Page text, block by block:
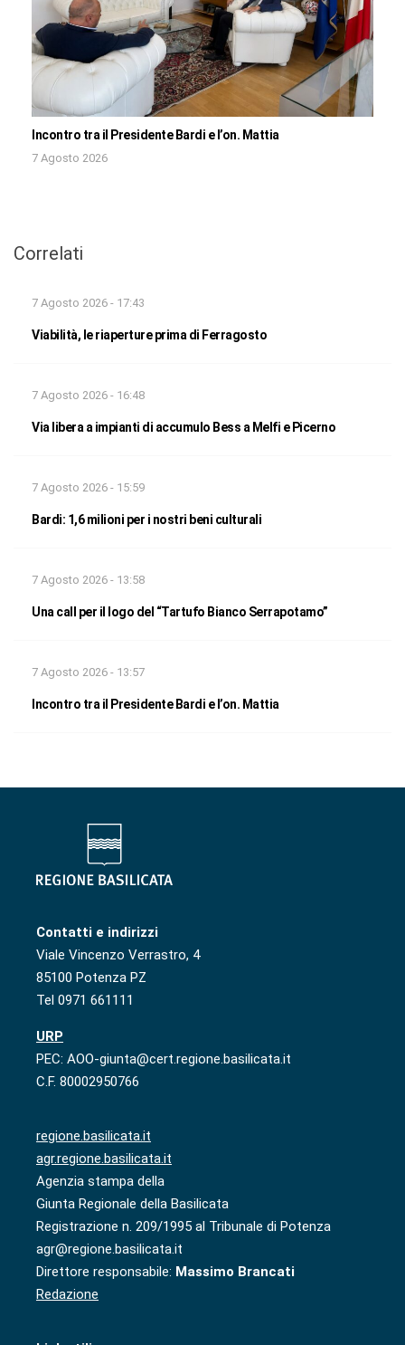
Incontro tra il Presidente Bardi e l’on. Mattia
7 Agosto 2026
Correlati
7 Agosto 2026 - 17:43
Viabilità, le riaperture prima di Ferragosto
7 Agosto 2026 - 16:48
Via libera a impianti di accumulo Bess a Melfi e Picerno
7 Agosto 2026 - 15:59
Bardi: 1,6 milioni per i nostri beni culturali
7 Agosto 2026 - 13:58
Una call per il logo del “Tartufo Bianco Serrapotamo”
7 Agosto 2026 - 13:57
Incontro tra il Presidente Bardi e l’on. Mattia
Contatti e indirizzi
Viale Vincenzo Verrastro, 4
85100 Potenza PZ
Tel 0971 661111
URP
PEC: AOO-giunta@cert.regione.basilicata.it
C.F. 80002950766
regione.basilicata.it
agr.regione.basilicata.it
Agenzia stampa della
Giunta Regionale della Basilicata
Registrazione n. 209/1995 al Tribunale di Potenza
agr@regione.basilicata.it
Direttore responsabile: Massimo Brancati
Redazione